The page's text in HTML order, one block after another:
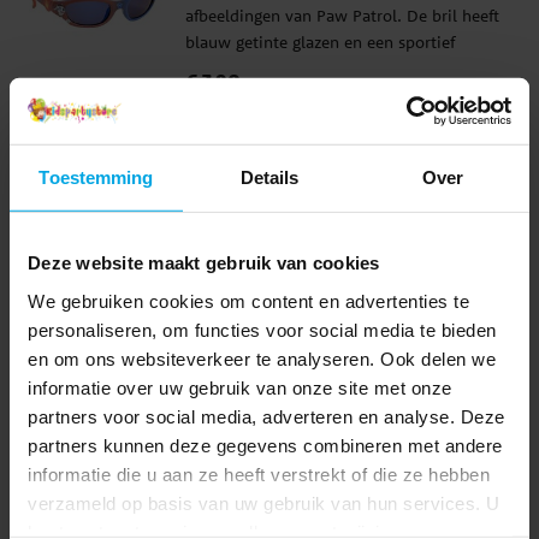
Toestemming Details Over
Deze website maakt gebruik van cookies
We gebruiken cookies om content en advertenties te
personaliseren, om functies voor social media te bieden
en om ons websiteverkeer te analyseren. Ook delen we
informatie over uw gebruik van onze site met onze
partners voor social media, adverteren en analyse. Deze
partners kunnen deze gegevens combineren met andere
informatie die u aan ze heeft verstrekt of die ze hebben
verzameld op basis van uw gebruik van hun services. U
Aanbevolen vanaf 3 jaar Formaat: ca. 14 ×
20,5 cm
afbeeldingen van Paw Patrol. De bril heeft
blauw getinte glazen en een sportief
details, waaronder Marshall. De bril biedt
UV400-bescherming tegen de
zonnestralen en is perfect voor zonnige
dagen, uitstapjes en vakanties. ✔️
blauw montuur met leuke details ✔️
UV400-bescherming tegen de
zonnestralen ✔️ Breedte: ca. 13 cm
Prijs:€ 7,90
€ 7,90